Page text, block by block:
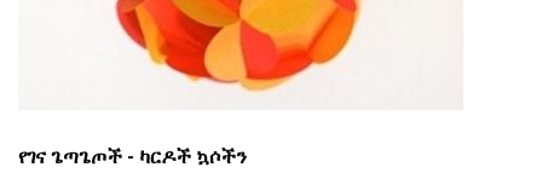
የገና ጌጣጌጦች - ካርዶች ኳሶችን